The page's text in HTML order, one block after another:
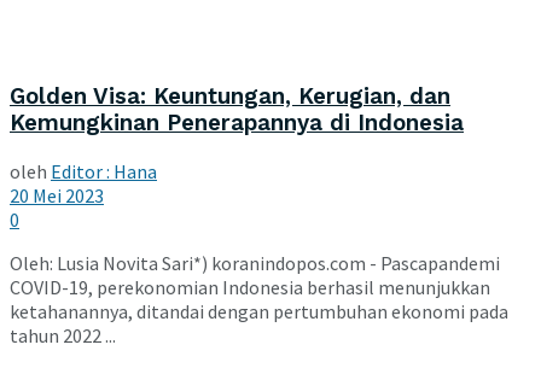
Golden Visa: Keuntungan, Kerugian, dan
Kemungkinan Penerapannya di Indonesia
oleh Editor : Hana
20 Mei 2023
0
Oleh: Lusia Novita Sari*) koranindopos.com - Pascapandemi
COVID-19, perekonomian Indonesia berhasil menunjukkan
ketahanannya, ditandai dengan pertumbuhan ekonomi pada
tahun 2022 ...